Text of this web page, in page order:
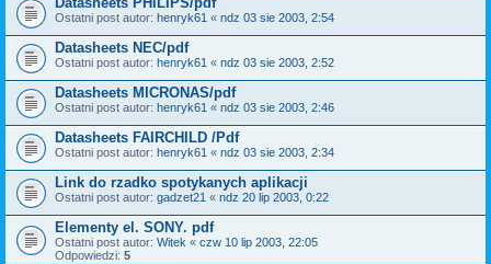
Ostatni post autor: henryk61 « ndz 03 sie 2003, 2:54
Datasheets NEC/pdf
Ostatni post autor: henryk61 « ndz 03 sie 2003, 2:52
Datasheets MICRONAS/pdf
Ostatni post autor: henryk61 « ndz 03 sie 2003, 2:46
Datasheets FAIRCHILD /Pdf
Ostatni post autor: henryk61 « ndz 03 sie 2003, 2:34
Link do rzadko spotykanych aplikacji
Ostatni post autor: gadzet21 « ndz 20 lip 2003, 0:22
Elementy el. SONY. pdf
Ostatni post autor: Witek « czw 10 lip 2003, 22:05
Odpowiedzi: 5